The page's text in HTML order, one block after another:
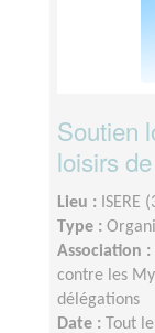
Soutien
loisirs
Lieu : ISERE
Type :
Association :
contre les
délégations
Date :
Tout